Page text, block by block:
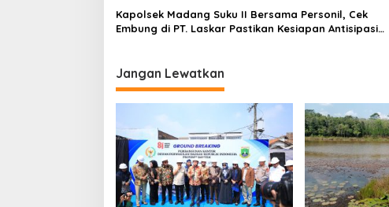
Kapolsek Madang Suku II Bersama Personil, Cek
Embung di PT. Laskar Pastikan Kesiapan Antisipasi
Jangan Lewatkan